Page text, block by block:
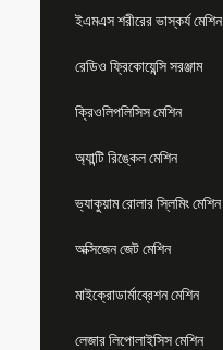
ইএমএস শরীরের ভাস্কর্য মেশিন
রেডিও ফ্রিকোয়েন্সি সরঞ্জাম
ক্রিওলিপলিসিস মেশিন
অ্যান্টি রিঙ্কেল মেশিন
ভ্যাকুয়াম রোলার স্লিমিং মেশিন
অক্সিজেন জেট মেশিন
মাইক্রোডার্মাব্রেশন মেশিন
লেজার লিপোলাইসিস মেশিন